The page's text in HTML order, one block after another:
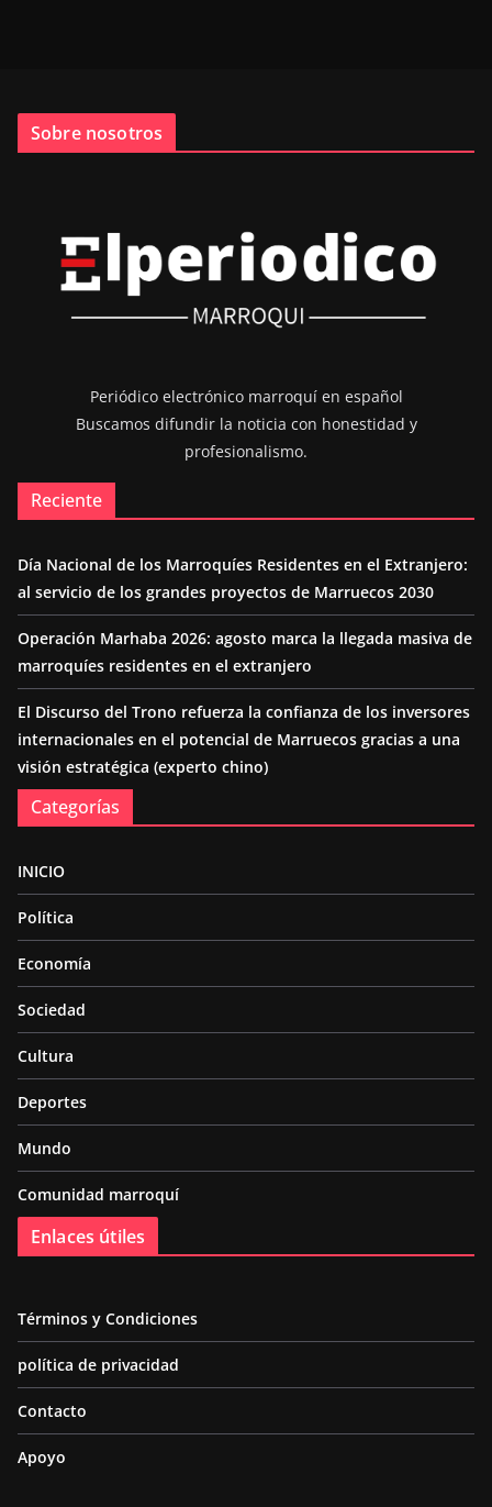
Sobre nosotros
Periódico electrónico marroquí en español
Buscamos difundir la noticia con honestidad y
profesionalismo.
Reciente
Día Nacional de los Marroquíes Residentes en el Extranjero:
al servicio de los grandes proyectos de Marruecos 2030
Operación Marhaba 2026: agosto marca la llegada masiva de
marroquíes residentes en el extranjero
El Discurso del Trono refuerza la confianza de los inversores
internacionales en el potencial de Marruecos gracias a una
visión estratégica (experto chino)
Categorías
INICIO
Política
Economía
Sociedad
Cultura
Deportes
Mundo
Comunidad marroquí
Enlaces útiles
Términos y Condiciones
política de privacidad
Contacto
Apoyo